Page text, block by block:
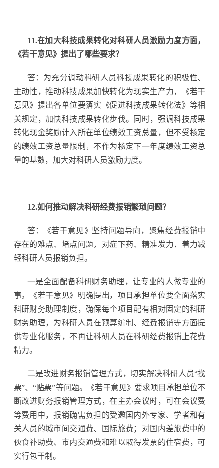
11.在加大科技成果转化对科研人员激励力度方面，
《若干意见》提出了哪些要求？
答：为充分调动科研人员科技成果转化的积极性、
主动性，推动科技成果加快转化为现实生产力，《若干
意见》提出各单位要落实《促进科技成果转化法》等相
关规定，加快科技成果转化步伐。同时，强调科技成果
转化现金奖励计入所在单位绩效工资总量，但不受核定
的绩效工资总量限制，不作为核定下一年度绩效工资总
量的基数，加大对科研人员激励力度。
12.如何推动解决科研经费报销繁琐问题？
答：《若干意见》坚持问题导向，聚焦经费报销中
存在的难点、堵点问题，对症下药、精准发力，着力减
轻科研人员报销负担。
一是全面配备科研财务助理，让专业的人做专业的
事。《若干意见》明确提出，项目承担单位要全面落实
科研财务助理制度，确保每个项目配有相对固定的科研
财务助理，为科研人员在预算编制、经费报销等方面提
供专业化服务，不再让科研人员在科研经费报销上花费
精力。
二是改进财务报销管理方式，切实解决科研人员“找
票”、“贴票”等问题。《若干意见》要求项目承担单位不
断改进财务报销管理方式，在主办会议时，可在会议费
等费用中，报销确需负担的受邀国内外专家、学者和有
关人员的城市间交通费、国际旅费；对国内差旅费中的
伙食补助费、市内交通费和难以取得发票的住宿费，可
实行包干制。